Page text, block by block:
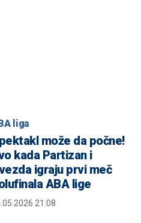
liga
može da počne!
kada Partizan i
igraju prvi meč
ABA lige
21:08